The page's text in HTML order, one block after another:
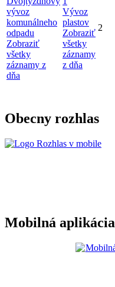
vývoz
komunálneho
odpadu
Zobraziť
všetky
záznamy z
dňa
Vývoz
plastov
Zobraziť
všetky
záznamy
z dňa
2
Obecny rozhlas
Mobilná aplikácia